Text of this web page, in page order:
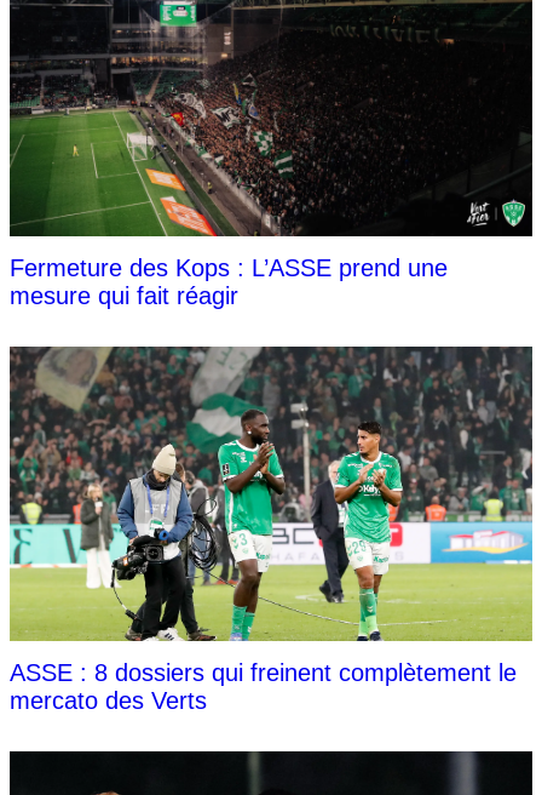
Fermeture des Kops : L’ASSE prend une
mesure qui fait réagir
ASSE : 8 dossiers qui freinent complètement le
mercato des Verts